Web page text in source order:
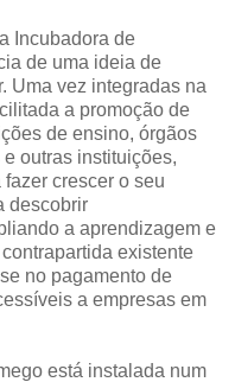
Incubadora de
de uma ideia de
Uma vez integradas na
a promoção de
de ensino, órgãos
outras instituições,
crescer o seu
descobrir
a aprendizagem e
existente
no pagamento de
a empresas em
está instalada num